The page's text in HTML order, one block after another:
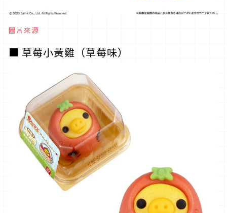
圖片來源
■ 草莓小黃雞（草莓味）